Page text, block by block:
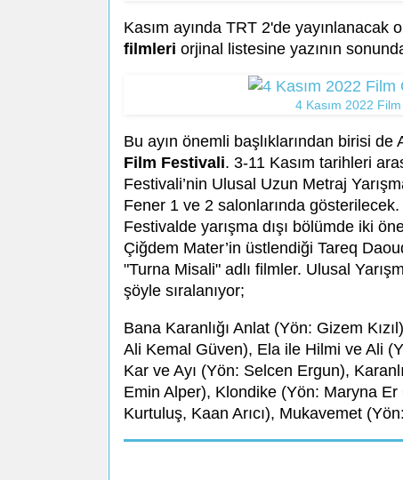
Kasım ayında TRT 2'de yayınlanacak
filmleri orjinal listesine yazının
4 Kasım 2022
Bu ayın önemli başlıklarından birisi
Film Festivali. 3-11 Kasım tarihleri
Festivali’nin Ulusal Uzun Metraj
Fener 1 ve 2 salonlarında
Festivalde yarışma dışı bölümde iki
Çiğdem Mater’in üstlendiği Tareq
"Turna Misali" adlı filmler. Ulusal
şöyle sıralanıyor;
Bana Karanlığı Anlat (Yön: Gizem
Ali Kemal Güven), Ela ile Hilmi ve Ali
Kar ve Ayı (Yön: Selcen Ergun),
Emin Alper), Klondike (Yön: Maryna
Kurtuluş, Kaan Arıcı), Mukavemet